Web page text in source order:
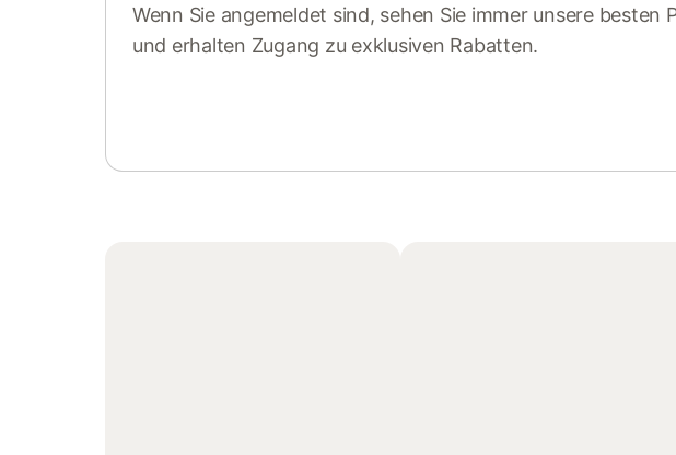
Wenn Sie angemeldet sind, sehen Sie immer unsere besten
und erhalten Zugang zu exklusiven Rabatten.